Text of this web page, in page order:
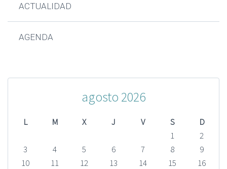
ACTUALIDAD
AGENDA
agosto 2026
L M X J V S
D
1
2
3
4 5 6 7 8
9
10
11 12 13 14 15
16